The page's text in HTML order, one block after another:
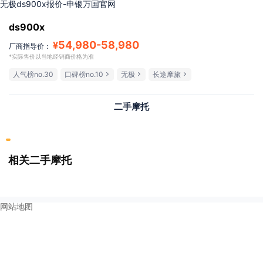
无极ds900x报价-申银万国官网
ds900x
厂商指导价： ¥54,980-58,980
*实际售价以当地经销商价格为准
人气榜no.30 口碑榜no.10 无极 长途摩旅
二手摩托
相关二手摩托
网站地图